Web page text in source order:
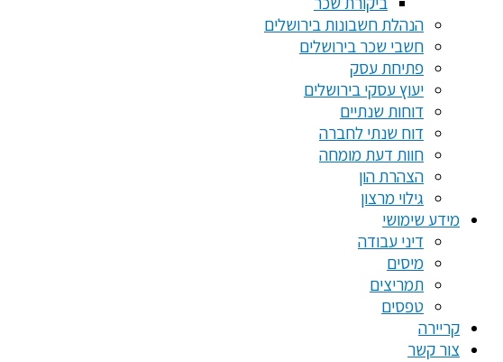
הנהלת חשבונות בירושלים
חשבי שכר בירושלים
פתיחת עסק
יעוץ עסקי בירושלים
דוחות שנתיים
דוח שנתי לחברה
חוות דעת מומחה
הצהרת הון
גילוי מרצון
מידע שימושי
דיני עבודה
מיסים
תמריצים
טפסים
קריירה
צור קשר